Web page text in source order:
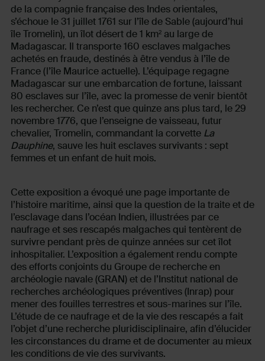
de la compagnie française des Indes orientales,
s’échoue le 31 juillet 1761 sur l’île de Sable (aujourd’hui
île Tromelin), un îlot désert de 1 km² au large de
Madagascar. Il transporte 160 esclaves malgaches
achetés en fraude, destinés à être vendus à l’île de
France (l’île Maurice actuelle). L’équipage regagne
Madagascar sur une embarcation de fortune, laissant
80 esclaves sur l’île, avec la promesse de venir bientôt
les rechercher. Ce n’est que quinze ans plus tard, le 29
novembre 1776, que l’enseigne de vaisseau, futur
chevalier, Tromelin, commandant la corvette La
Dauphine, sauve les huit esclaves survivants : sept
femmes et un enfant de huit mois.
Cette exposition a évoqué une page importante de
l’histoire maritime, ainsi que la question de la traite et de
l’esclavage dans l’océan Indien, illustrées par ce
naufrage et ses rescapés malgaches qui tentèrent de
survivre pendant près de quinze années sur cet îlot
inhospitalier. L’exposition a également rendu compte
des efforts conjoints du Groupe de recherche en
archéologie navale (GRAN) et de l’Institut national de
recherches archéologiques préventives (Inrap) pour
mener des fouilles terrestres et sous-marines sur l’île.
L’étude de ce naufrage et de la vie des rescapés a fait
l’objet d’une recherche pluridisciplinaire, afin d’élucider
les circonstances du drame et de documenter au mieux
les conditions de vie des survivants.